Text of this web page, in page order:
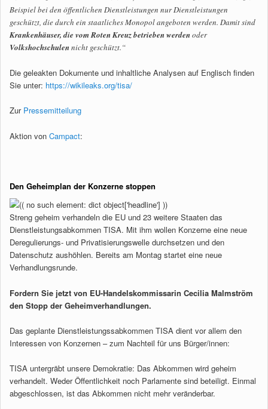
Beispiel bei den öffentlichen Dienstleistungen nur Dienstleistungen
geschützt, die durch ein staatliches Monopol angeboten werden. Damit sind
Krankenhäuser, die vom Roten Kreuz betrieben werdenoder
Volkshochschulennicht geschützt.“
Die geleakten Dokumente und inhaltliche Analysen auf Englisch finden
Sie unter: https://wikileaks.org/tisa/
Zur Pressemitteilung
Aktion von Campact:
Den Geheimplan der Konzerne stoppen
Streng geheim verhandeln die EU und 23 weitere Staaten das
Dienstleistungsabkommen TISA. Mit ihm wollen Konzerne eine neue
Deregulierungs- und Privatisierungswelle durchsetzen und den
Datenschutz aushöhlen. Bereits am Montag startet eine neue
Verhandlungsrunde.
Fordern Sie jetzt von EU-Handelskommissarin Cecilia Malmström
den Stopp der Geheimverhandlungen.
Das geplante Dienstleistungssabkommen TISA dient vor allem den
Interessen von Konzernen – zum Nachteil für uns Bürger/innen:
TISA untergräbt unsere Demokratie: Das Abkommen wird geheim
verhandelt. Weder Öffentlichkeit noch Parlamente sind beteiligt. Einmal
abgeschlossen, ist das Abkommen nicht mehr veränderbar.